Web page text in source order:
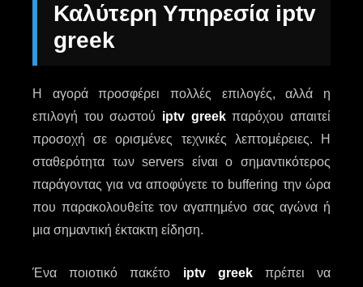
Καλύτερη Υπηρεσία iptv
greek
Η αγορά προσφέρει πολλές επιλογές, αλλά η
επιλογή του σωστού iptv greekπαρόχου απαιτεί
προσοχή σε ορισμένες τεχνικές λεπτομέρειες. Η
σταθερότητα των servers είναι ο σημαντικότερος
παράγοντας για να αποφύγετε το buffering την ώρα
που παρακολουθείτε τον αγαπημένο σας αγώνα ή
μια σημαντική έκτακτη είδηση.
Ένα ποιοτικό πακέτο iptv greekπρέπει να